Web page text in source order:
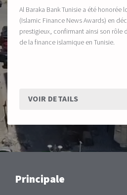
Al Baraka Bank Tunisie a été honorée
(Islamic Finance News Awards) en
prestigieux, confirmant ainsi son rôle
de la finance islamique en Tunisie.
VOIR DETAILS
Main
Principale